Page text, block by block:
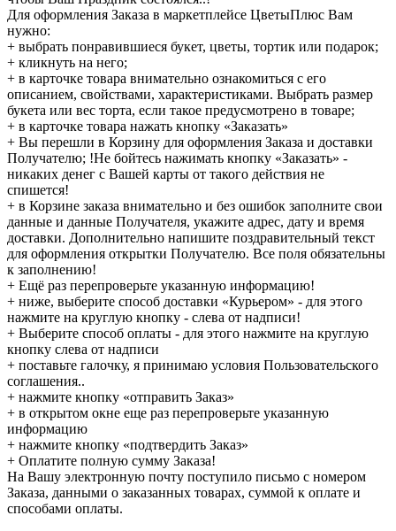
Для оформления Заказа в маркетплейсе ЦветыПлюс Вам
нужно:
+ выбрать понравившиеся букет, цветы, тортик или подарок;
+ кликнуть на него;
+ в карточке товара внимательно ознакомиться с его
описанием, свойствами, характеристиками. Выбрать размер
букета или вес торта, если такое предусмотрено в товаре;
+ в карточке товара нажать кнопку «Заказать»
+ Вы перешли в Корзину для оформления Заказа и доставки
Получателю; !Не бойтесь нажимать кнопку «Заказать» -
никаких денег с Вашей карты от такого действия не
спишется!
+ в Корзине заказа внимательно и без ошибок заполните свои
данные и данные Получателя, укажите адрес, дату и время
доставки. Дополнительно напишите поздравительный текст
для оформления открытки Получателю. Все поля обязательны
к заполнению!
+ Ещё раз перепроверьте указанную информацию!
+ ниже, выберите способ доставки «Курьером» - для этого
нажмите на круглую кнопку - слева от надписи!
+ Выберите способ оплаты - для этого нажмите на круглую
кнопку слева от надписи
+ поставьте галочку, я принимаю условия Пользовательского
соглашения..
+ нажмите кнопку «отправить Заказ»
+ в открытом окне еще раз перепроверьте указанную
информацию
+ нажмите кнопку «подтвердить Заказ»
+ Оплатите полную сумму Заказа!
На Вашу электронную почту поступило письмо с номером
Заказа, данными о заказанных товарах, суммой к оплате и
способами оплаты.